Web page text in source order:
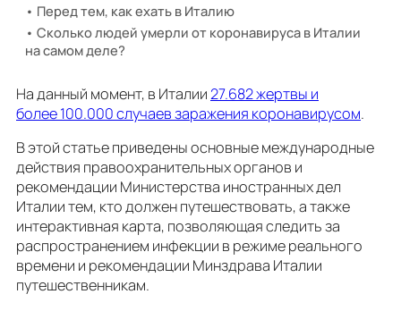
Перед тем, как ехать в Италию
Сколько людей умерли от коронавируса в Италии
на самом деле?
На данный момент, в Италии27.682 жертвы и
более 100.000 случаев заражения коронавирусом.
В этой статье приведены основные международные
действия правоохранительных органов и
рекомендации Министерства иностранных дел
Италии тем, кто должен путешествовать, а также
интерактивная карта, позволяющая следить за
распространением инфекции в режиме реального
времени и рекомендации Минздрава Италии
путешественникам.